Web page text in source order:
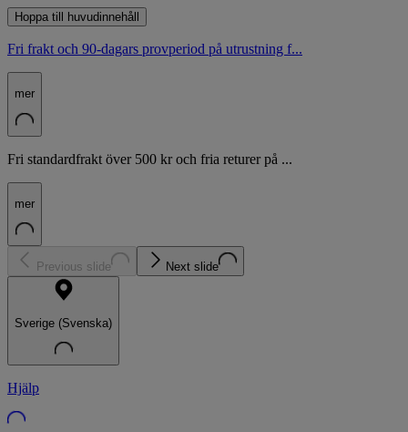
Hoppa till huvudinnehåll
Fri frakt och 90-dagars provperiod på utrustning f...
mer
Fri standardfrakt över 500 kr och fria returer på ...
mer
Previous slide Next slide
Sverige (Svenska)
Hjälp